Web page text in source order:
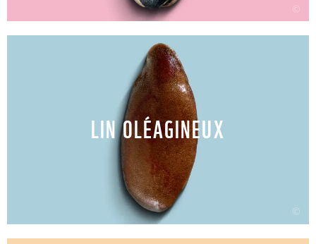
©
©
LIN OLÉAGINEUX